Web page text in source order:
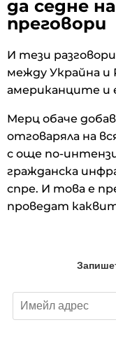
да седне
преговори
И тези
между Украйна и
американците и
Мерц обаче
отговаряла на
с още по-
гражданска
спре. И това е
проведат